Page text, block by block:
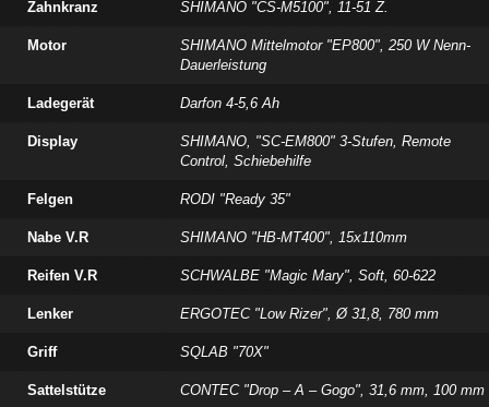
Zahnkranz SHIMANO "CS-M5100", 11-51 Z.
Motor
SHIMANO Mittelmotor "EP800", 250 W Nenn-
Dauerleistung
Ladegerät Darfon 4-5,6 Ah
Display
SHIMANO, "SC-EM800" 3-Stufen, Remote
Control, Schiebehilfe
Felgen RODI "Ready 35"
Nabe V.R SHIMANO "HB-MT400", 15x110mm
Reifen V.R SCHWALBE "Magic Mary", Soft, 60-622
Lenker ERGOTEC "Low Rizer", Ø 31,8, 780 mm
Griff SQLAB "70X"
Sattelstütze CONTEC "Drop – A – Gogo", 31,6 mm, 100 mm